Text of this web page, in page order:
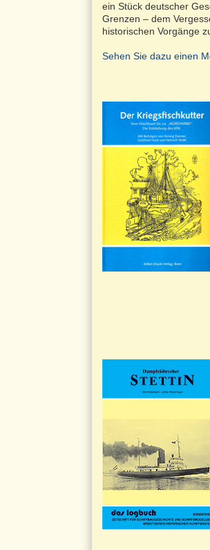
ein Stück deutscher
Grenzen – dem
historischen Vorgänge
Sehen Sie dazu einen